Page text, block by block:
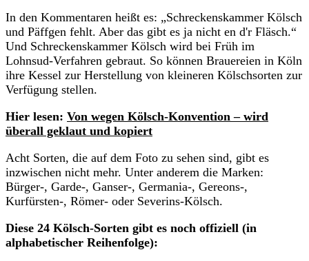
In den Kommentaren heißt es: „Schreckenskammer Kölsch
und Päffgen fehlt. Aber das gibt es ja nicht en d'r Fläsch.“
Und Schreckenskammer Kölsch wird bei Früh im
Lohnsud-Verfahren gebraut. So können Brauereien in Köln
ihre Kessel zur Herstellung von kleineren Kölschsorten zur
Verfügung stellen.
Hier lesen: Von wegen Kölsch-Konvention – wird
überall geklaut und kopiert
Acht Sorten, die auf dem Foto zu sehen sind, gibt es
inzwischen nicht mehr. Unter anderem die Marken:
Bürger-, Garde-, Ganser-, Germania-, Gereons-,
Kurfürsten-, Römer- oder Severins-Kölsch.
Diese 24 Kölsch-Sorten gibt es noch offiziell (in
alphabetischer Reihenfolge):